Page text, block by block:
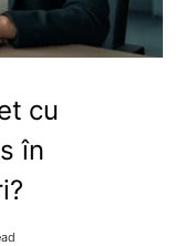
cu
în